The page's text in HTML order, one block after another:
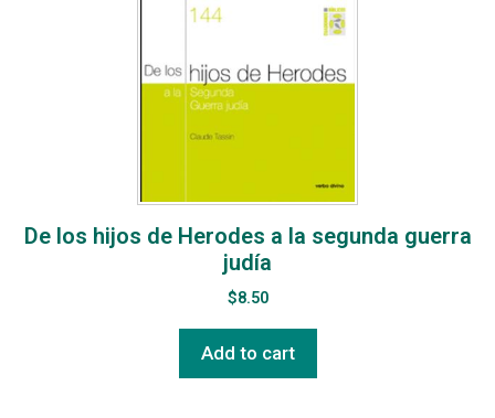
De los hijos de Herodes a la segunda guerra
judía
$8.50
Add to cart